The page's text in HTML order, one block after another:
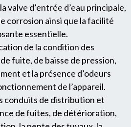
valve d’entrée d’eau principale,
corrosion ainsi que la facilité
essentielle.
de la condition des
fuite, de baisse de pression,
et la présence d’odeurs
de l’appareil.
conduits de distribution et
de fuites, de détérioration,